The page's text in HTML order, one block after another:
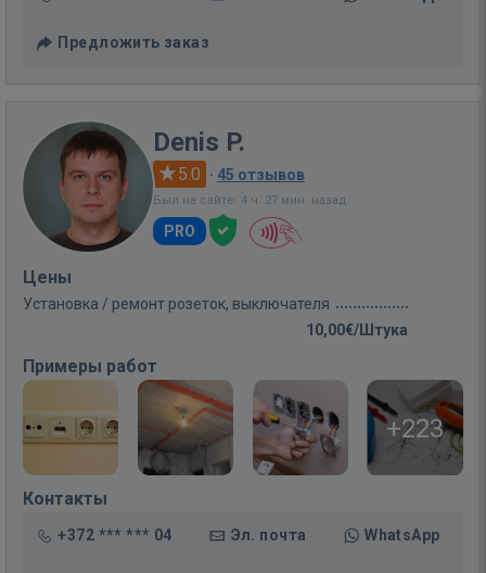
Предложить заказ
Denis P.
5.0 · 45 отзывов
Был на сайте: 4 ч. 27 мин. назад
PRO
Цены
Установка / ремонт розеток, выключателя
10,00€/Штука
Примеры работ
+223
Контакты
+372 *** *** 04 Эл. почта WhatsApp